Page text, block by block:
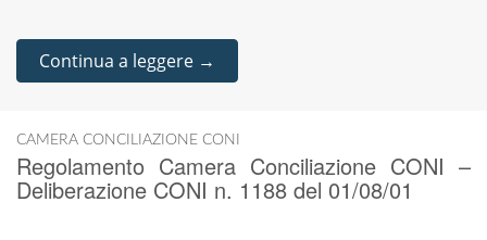
Continua a leggere →
CAMERA CONCILIAZIONE CONI
Regolamento Camera Conciliazione CONI –
Deliberazione CONI n. 1188 del 01/08/01